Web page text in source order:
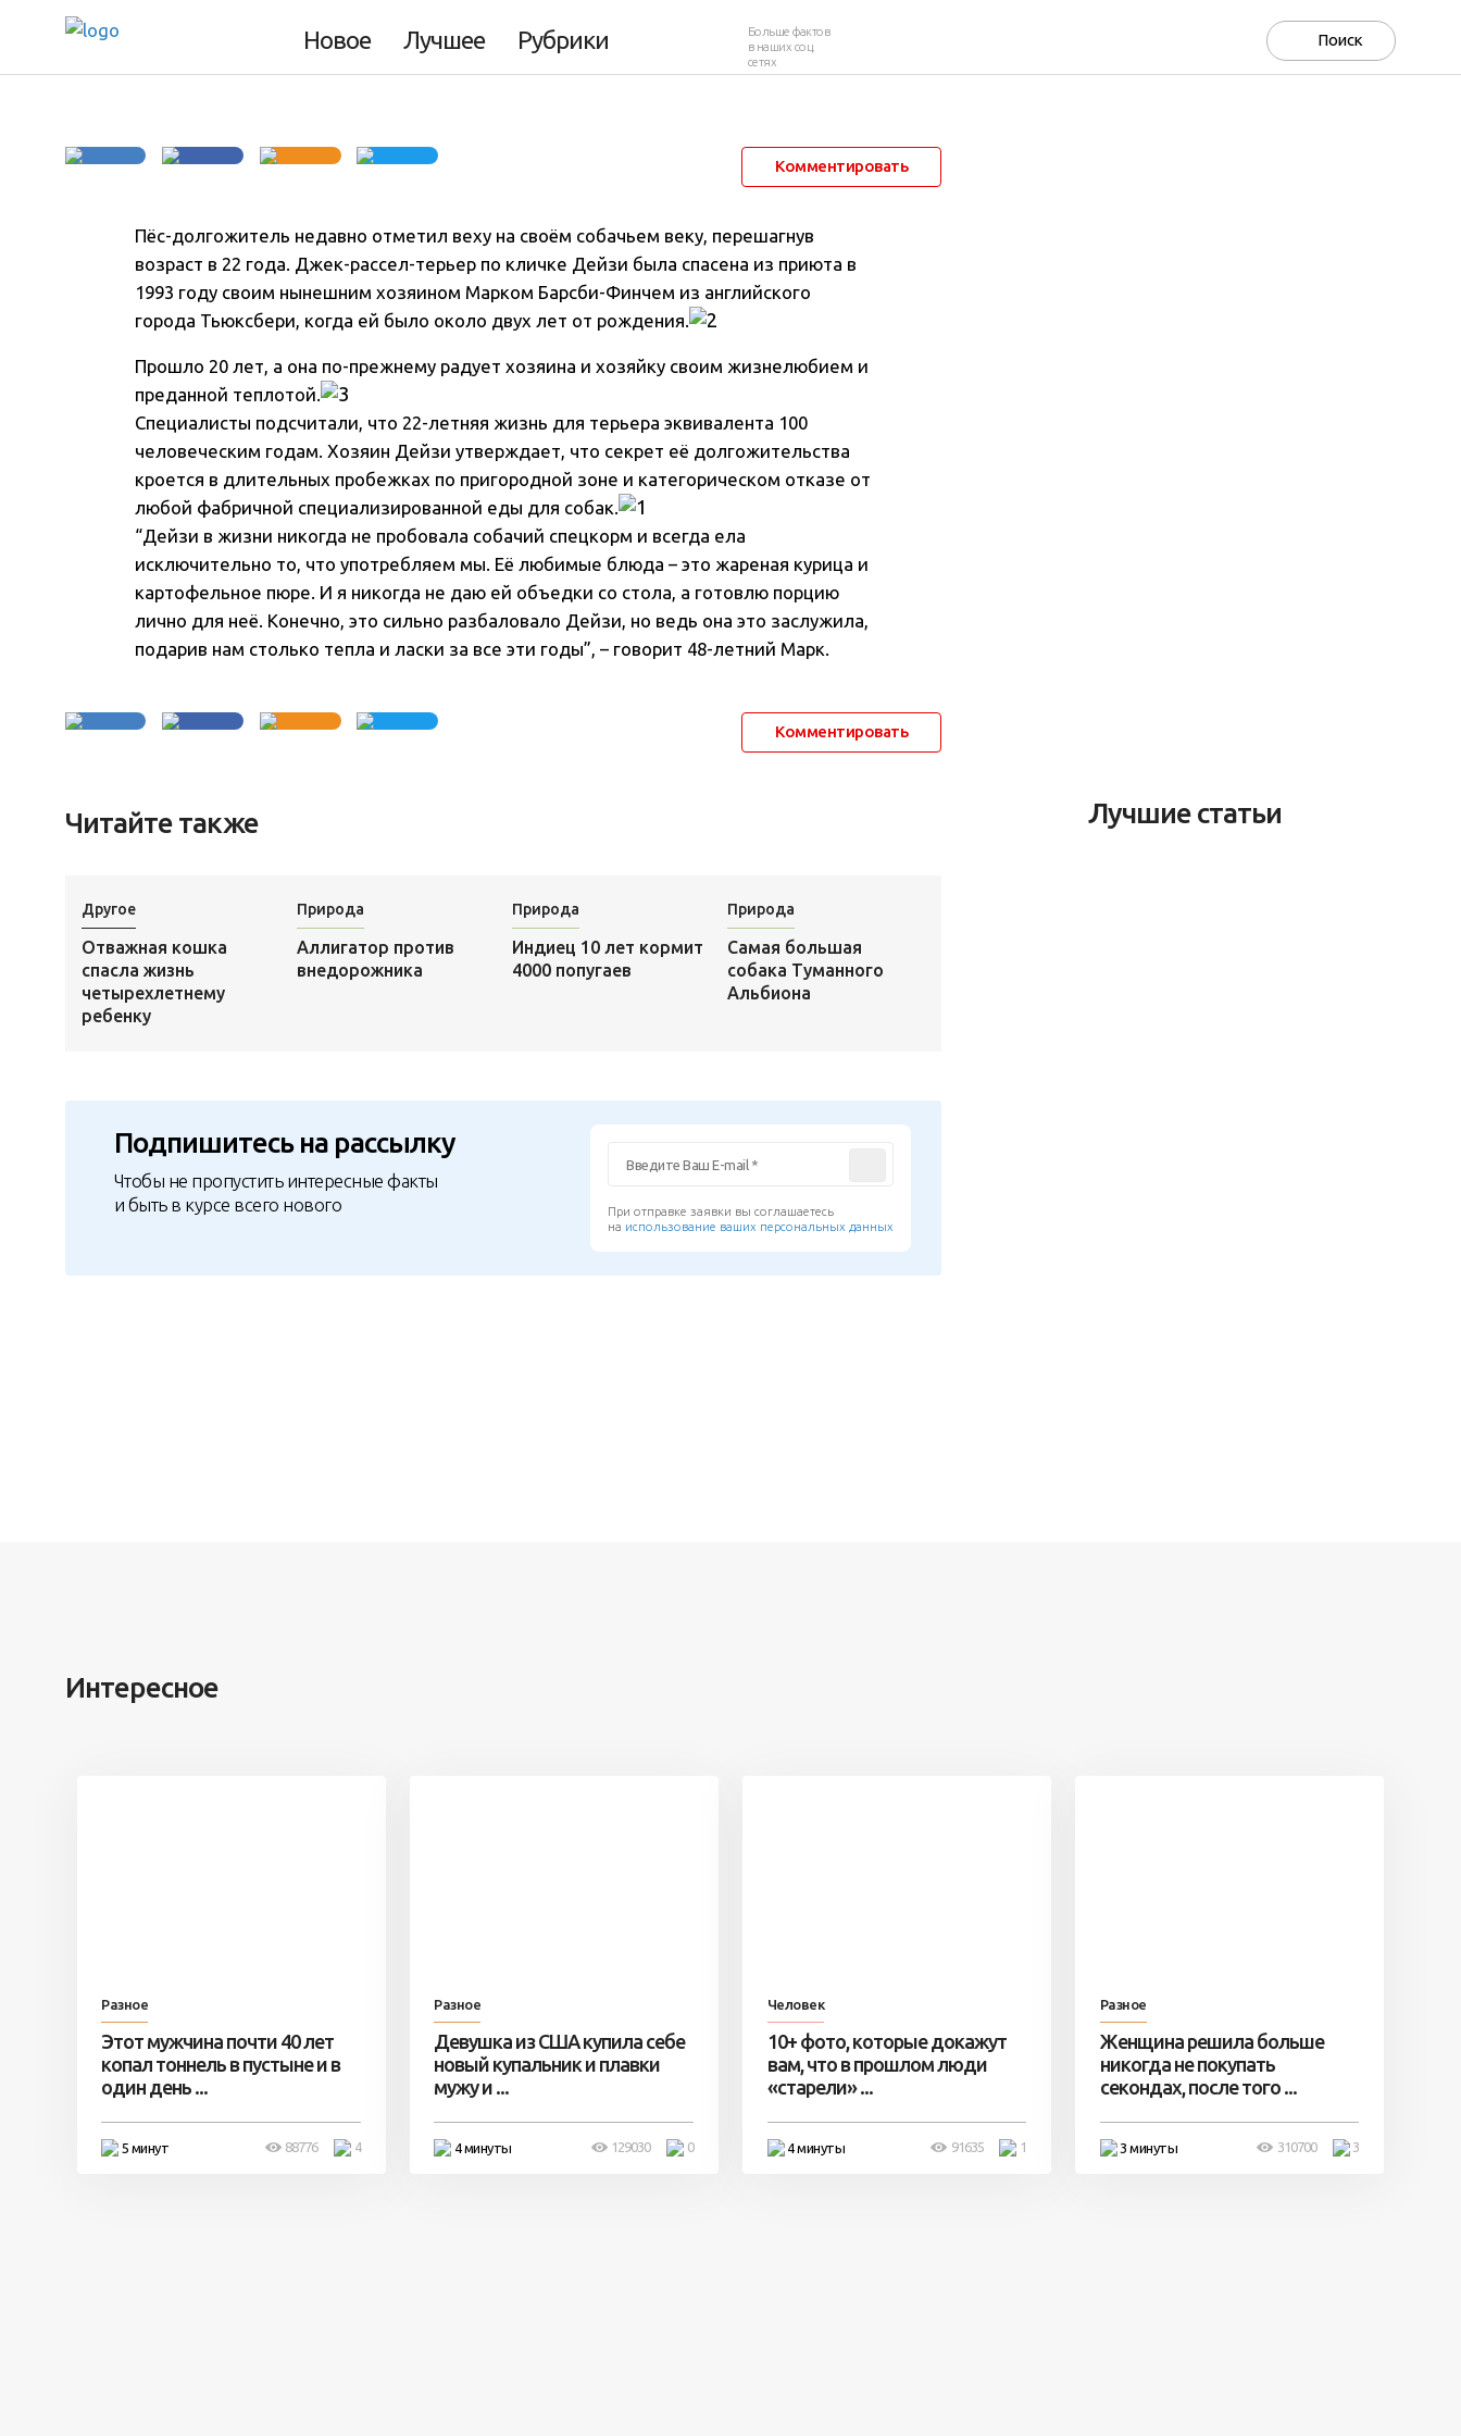
Новое Лучшее Рубрики
Больше фактов
в наших соц.
сетях
Комментировать
Пёс-долгожитель недавно отметил веху на своём собачьем веку, перешагнув
возраст в 22 года. Джек-рассел-терьер по кличке Дейзи была спасена из приюта в
1993 году своим нынешним хозяином Марком Барсби-Финчем из английского
города Тьюксбери, когда ей было около двух лет от рождения.
Прошло 20 лет, а она по-прежнему радует хозяина и хозяйку своим жизнелюбием и
преданной теплотой.
Специалисты подсчитали, что 22-летняя жизнь для терьера эквивалента 100
человеческим годам. Хозяин Дейзи утверждает, что секрет её долгожительства
кроется в длительных пробежках по пригородной зоне и категорическом отказе от
любой фабричной специализированной еды для собак.
“Дейзи в жизни никогда не пробовала собачий спецкорм и всегда ела
исключительно то, что употребляем мы. Её любимые блюда – это жареная курица и
картофельное пюре. И я никогда не даю ей объедки со стола, а готовлю порцию
лично для неё. Конечно, это сильно разбаловало Дейзи, но ведь она это заслужила,
подарив нам столько тепла и ласки за все эти годы”, – говорит 48-летний Марк.
Комментировать
Читайте также
Другое
Отважная кошка
спасла жизнь
четырехлетнему
ребенку
Природа
Аллигатор против
внедорожника
Природа
Индиец 10 лет кормит
4000 попугаев
Природа
Самая большая
собака Туманного
Альбиона
Подпишитесь на рассылку
Чтобы не пропустить интересные факты
и быть в курсе всего нового
При отправке заявки вы соглашаетесь
на использование ваших персональных данных
Лучшие статьи
Интересное
Разное
Этот мужчина почти 40 лет
копал тоннель в пустыне и в
один день ...
5 минут 4
88776
Разное
Девушка из США купила себе
новый купальник и плавки
мужу и ...
4 минуты 0
129030
Человек
10+ фото, которые докажут
вам, что в прошлом люди
«старели» ...
4 минуты 1
91635
Разное
Женщина решила больше
никогда не покупать
секондах, после того ...
3 минуты 3
310700